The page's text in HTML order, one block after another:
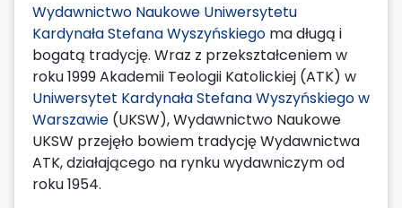
Wydawnictwo Naukowe Uniwersytetu
Kardynała Stefana Wyszyńskiego ma długą i
bogatą tradycję. Wraz z przekształceniem w
roku 1999 Akademii Teologii Katolickiej (ATK) w
Uniwersytet Kardynała Stefana Wyszyńskiego w
Warszawie (UKSW), Wydawnictwo Naukowe
UKSW przejęło bowiem tradycję Wydawnictwa
ATK, działającego na rynku wydawniczym od
roku 1954.